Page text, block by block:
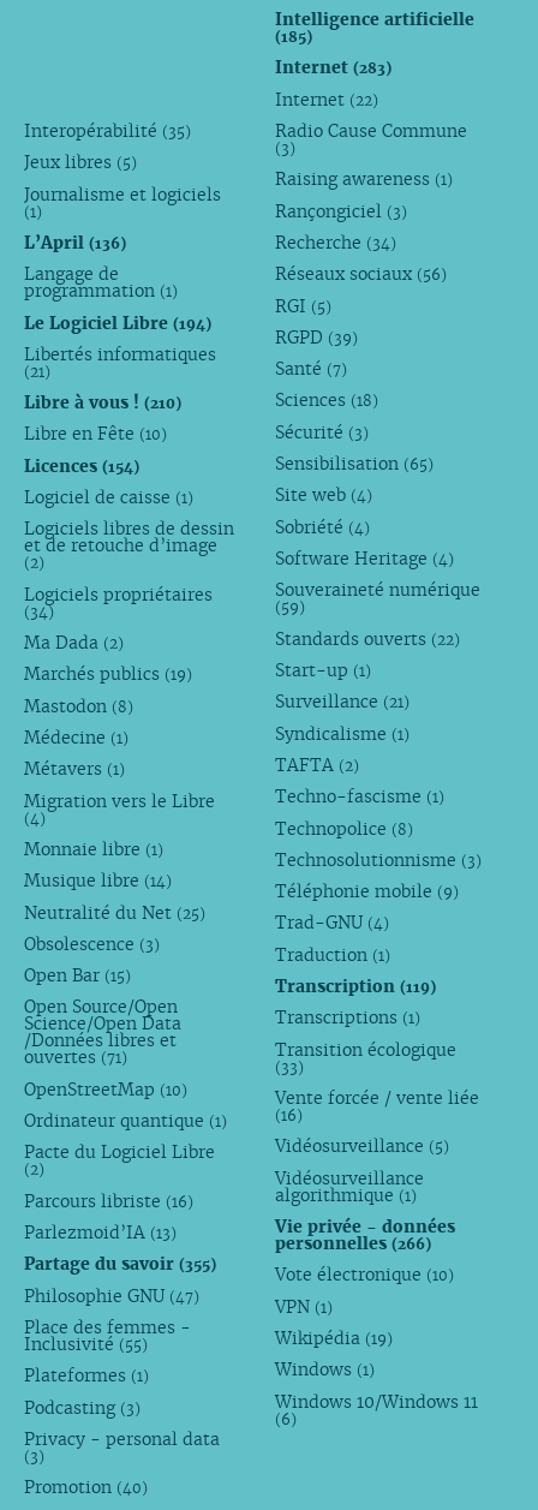
Intelligence artificielle
(185)
Internet(283)
Internet (22)
Interopérabilité (35)
Jeux libres (5)
Journalisme et logiciels
(1)
L’April (136)
Langage de
programmation (1)
Le Logiciel Libre (194)
Libertés informatiques
(21)
Libre à vous ! (210)
Libre en Fête (10)
Licences (154)
Logiciel de caisse (1)
Logiciels libres de dessin
et de retouche d’image
(2)
Logiciels propriétaires
(34)
Ma Dada (2)
Marchés publics (19)
Mastodon (8)
Médecine (1)
Métavers (1)
Migration vers le Libre
(4)
Monnaie libre (1)
Musique libre (14)
Neutralité du Net (25)
Obsolescence (3)
Open Bar (15)
Open Source/Open
Science/Open Data
/Données libres et
ouvertes (71)
OpenStreetMap (10)
Ordinateur quantique (1)
Pacte du Logiciel Libre
(2)
Parcours libriste (16)
Parlezmoid’IA (13)
Partage du savoir (355)
Philosophie GNU (47)
Place des femmes -
Inclusivité (55)
Plateformes (1)
Podcasting (3)
Privacy - personal data
(3)
Promotion (40)
Radio Cause Commune
(3)
Raising awareness (1)
Rançongiciel (3)
Recherche (34)
Réseaux sociaux (56)
RGI (5)
RGPD (39)
Santé (7)
Sciences (18)
Sécurité (3)
Sensibilisation (65)
Site web (4)
Sobriété (4)
Software Heritage (4)
Souveraineté numérique
(59)
Standards ouverts (22)
Start-up (1)
Surveillance (21)
Syndicalisme (1)
TAFTA (2)
Techno-fascisme (1)
Technopolice (8)
Technosolutionnisme (3)
Téléphonie mobile (9)
Trad-GNU (4)
Traduction (1)
Transcription(119)
Transcriptions (1)
Transition écologique
(33)
Vente forcée / vente liée
(16)
Vidéosurveillance (5)
Vidéosurveillance
algorithmique (1)
Vie privée - données
personnelles(266)
Vote électronique (10)
VPN (1)
Wikipédia (19)
Windows (1)
Windows 10/Windows 11
(6)